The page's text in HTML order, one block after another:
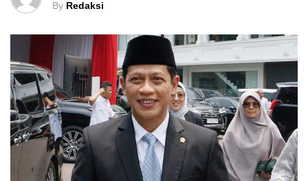
By Redaksi